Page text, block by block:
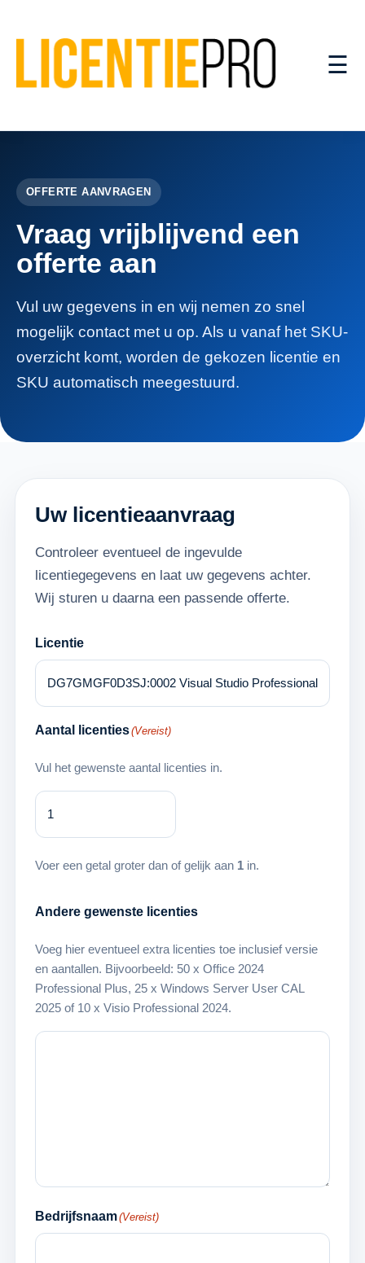
☰
OFFERTE AANVRAGEN
Vraag vrijblijvend een
offerte aan
Vul uw gegevens in en wij nemen zo snel
mogelijk contact met u op. Als u vanaf het SKU-
overzicht komt, worden de gekozen licentie en
SKU automatisch meegestuurd.
Uw licentieaanvraag
Controleer eventueel de ingevulde
licentiegegevens en laat uw gegevens achter.
Wij sturen u daarna een passende offerte.
Licentie
Aantal licenties(Vereist)
Vul het gewenste aantal licenties in.
Voer een getal groter dan of gelijk aan 1 in.
Andere gewenste licenties
Voeg hier eventueel extra licenties toe inclusief versie
en aantallen. Bijvoorbeeld: 50 x Office 2024
Professional Plus, 25 x Windows Server User CAL
2025 of 10 x Visio Professional 2024.
Bedrijfsnaam(Vereist)